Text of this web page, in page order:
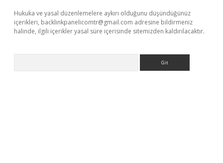
Hukuka ve yasal düzenlemelere aykırı olduğunu düşündüğünüz
içerikleri, backlinkpanelicomtr@gmail.com adresine bildirmeniz
halinde, ilgili içerikler yasal süre içerisinde sitemizden kaldırılacaktır.